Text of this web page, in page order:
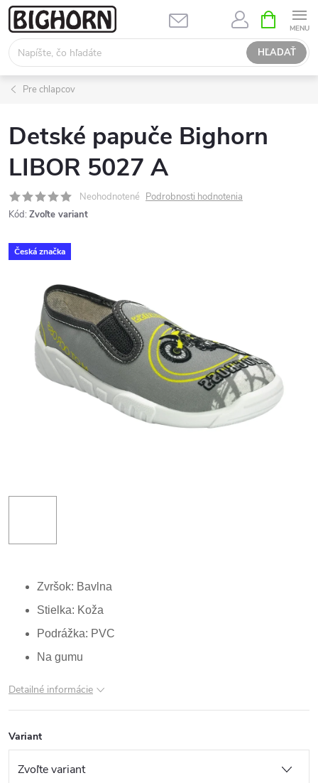
Prejsť
na
obsah
HĽADAŤ
KOŠÍK
Pre chlapcov
Detské papuče Bighorn
LIBOR 5027 A
Neohodnotené Podrobnosti hodnotenia
Kód: Zvoľte variant
Česká značka
Zvršok: Bavlna
Stielka: Koža
Podrážka: PVC
Na gumu
Detailné informácie
Variant